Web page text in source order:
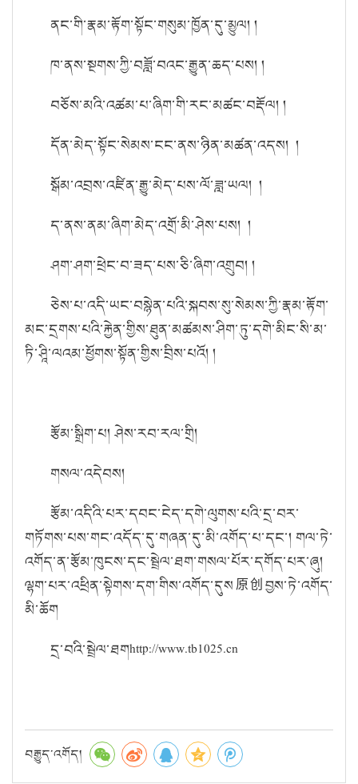
ནང་གི་རྣམ་རྟོག་སྟོང་གསུམ་ཁྱོན་དུ་མྱུལ། །
ཁ་ནས་སྔགས་ཀྱི་བཟློ་བའང་རྒྱུན་ཆད་པས། །
བཅོས་མའི་འཚམ་པ་ཞིག་གི་རང་མཚང་བརྡོལ། །
དོན་མེད་སྟོང་སེམས་ངང་ནས་ཉིན་མཚན་འདས། །
སྒོམ་འབྲས་འཛིན་རྒྱུ་མེད་པས་ལོ་ཟླ་ཡལ། །
ད་ནས་ནམ་ཞིག་མེད་འགྲོ་མི་ཤེས་པས། །
ཤག་ཤག་ཕྲེང་བ་ཟད་པས་ཅི་ཞིག་འགྲུབ། །
ཅེས་པ་འདི་ཡང་བསྙེན་པའི་སྐབས་སུ་སེམས་ཀྱི་རྣམ་རྟོག་
མང་དྲགས་པའི་རྐྱེན་གྱིས་ཐུན་མཚམས་ཤིག་ཏུ་དགེ་མིང་སི་མ་
ཏི་ཤཱི་ལའམ་ཕྱོགས་སྟོན་གྱིས་བྲིས་པའོ། །
རྩོམ་སྒྲིག་པ། ཤེས་རབ་རལ་གྲི།
གསལ་འདེབས།
རྩོམ་འདིའི་པར་དབང་ངེད་དགེ་ལུགས་པའི་དྲ་བར་
གཏོགས་པས་གང་འདོད་དུ་གཞན་དུ་མི་འགོད་པ་དང་། གལ་ཏེ་
འགོད་ན་རྩོམ་ཁུངས་དང་སྦྲེལ་ཐག་གསལ་པོར་དགོད་པར་ཞུ།
ལྷག་པར་འཕྲིན་སྟེགས་དག་གིས་འགོད་དུས原创བྱས་ཏེ་འགོད་
མི་ཆོག
དྲ་བའི་སྦྲེལ་ཐགhttp://www.tb1025.cn
བརྒྱུད་འགོད།